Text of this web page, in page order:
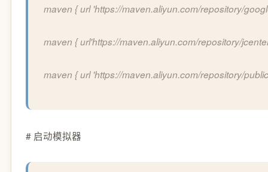
maven { url 'https://maven.aliyun.com/repository/
maven { url'https://maven.aliyun.com/repository/
maven { url 'https://maven.aliyun.com/repository/
# 启动模拟器